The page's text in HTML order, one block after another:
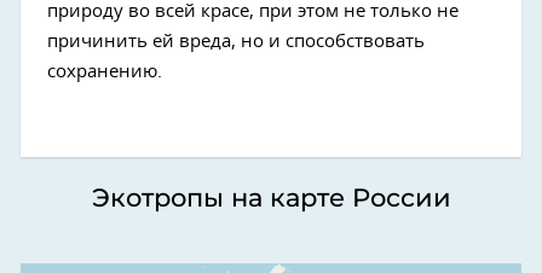
природу во всей красе, при этом не только не
причинить ей вреда, но и способствовать
сохранению.
Экотропы на карте России